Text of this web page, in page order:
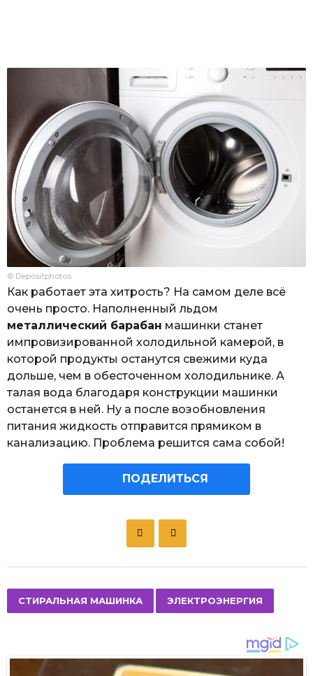
© Depositphotos
Как работает эта хитрость? На самом деле всё
очень просто. Наполненный льдом
металлический барабан машинки станет
импровизированной холодильной камерой, в
которой продукты останутся свежими куда
дольше, чем в обесточенном холодильнике. А
талая вода благодаря конструкции машинки
останется в ней. Ну а после возобновления
питания жидкость отправится прямиком в
канализацию. Проблема решится сама собой!
ПОДЕЛИТЬСЯ
a
i
СТИРАЛЬНАЯ МАШИНКА ЭЛЕКТРОЭНЕРГИЯ